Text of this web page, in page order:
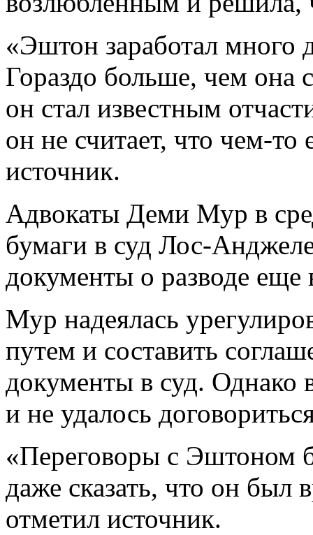
«Эштон заработал много
Гораздо больше, чем она
он стал известным
он не считает, что чем-
источник.
Адвокаты Деми Мур в
бумаги в суд Лос-
документы о разводе еще
Мур надеялась
путем и составить
документы в суд. Однако
и не удалось
«Переговоры с Эштоном
даже сказать, что он
отметил источник.